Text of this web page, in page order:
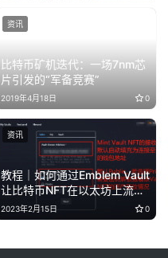
比特币矿机迭代：一场7nm芯
片引发的“军备竞赛”
2019年4月18日 0
资讯
教程｜如何通过Emblem Vault
让比特币NFT在以太坊上流
通？
2023年2月15日 0
资讯